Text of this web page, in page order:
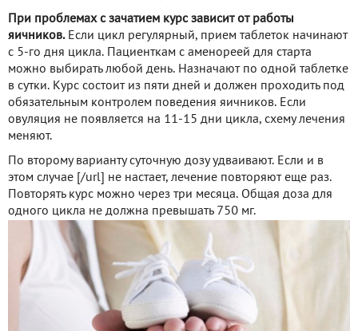
При проблемах с зачатием курс зависит от работы
яичников.Если цикл регулярный, прием таблеток начинают
с 5-го дня цикла. Пациенткам с аменореей для старта
можно выбирать любой день. Назначают по одной таблетке
в сутки. Курс состоит из пяти дней и должен проходить под
обязательным контролем поведения яичников. Если
овуляция не появляется на 11-15 дни цикла, схему лечения
меняют.
По второму варианту суточную дозу удваивают. Если и в
этом случае
[/url] не настает, лечение повторяют еще раз.
Повторять курс можно через три месяца. Общая доза для
одного цикла не должна превышать 750 мг.